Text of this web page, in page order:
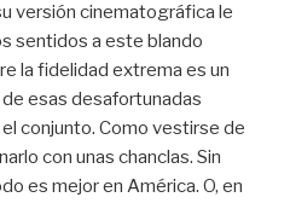
versión cinematográfica le
sentidos a este blando
la fidelidad extrema es un
esas desafortunadas
conjunto. Como vestirse de
con unas chanclas. Sin
es mejor en América. O, en